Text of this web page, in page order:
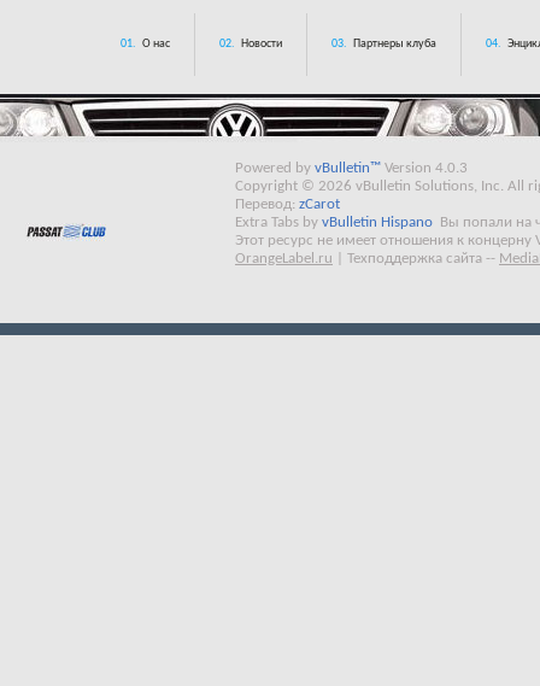
01. О нас 02. Новости 03. Партнеры клуба 04.
Powered by vBulletin™ Version 4.0.3
Copyright © 2026 vBulletin Solutions, Inc. All
Перевод: zCarot
Extra Tabs by vBulletin Hispano
Вы попали на
Этот ресурс не имеет отношения к концерну
OrangeLabel.ru
Техподдержка сайта --